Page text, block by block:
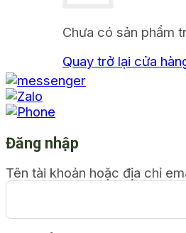
Chưa có sản phẩm
Quay trở lại cửa
Đăng nhập
Tên tài khoản hoặc địa chỉ